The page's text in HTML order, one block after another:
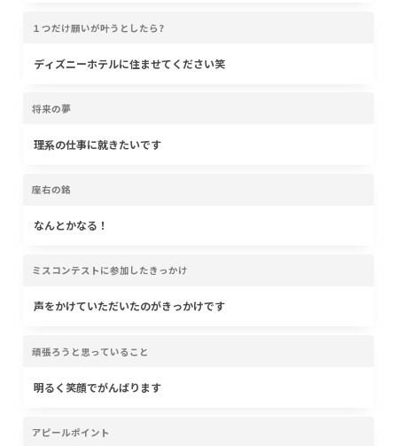
１つだけ願いが叶うとしたら?
ディズニーホテルに住ませてください笑
将来の夢
理系の仕事に就きたいです
座右の銘
なんとかなる！
ミスコンテストに参加したきっかけ
声をかけていただいたのがきっかけです
頑張ろうと思っていること
明るく笑顔でがんばります
アピールポイント